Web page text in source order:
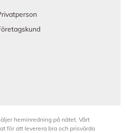
heminredning på nätet. Vårt
för att leverera bra och prisvärda